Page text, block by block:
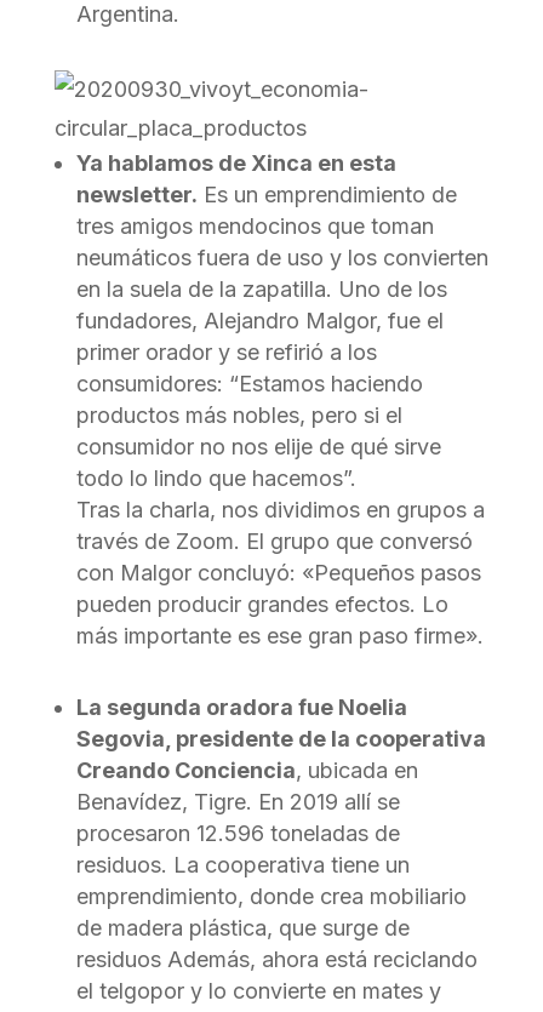
Argentina.
Ya hablamos de Xinca en esta
newsletter. Es un emprendimiento de
tres amigos mendocinos que toman
neumáticos fuera de uso y los convierten
en la suela de la zapatilla. Uno de los
fundadores, Alejandro Malgor, fue el
primer orador y se refirió a los
consumidores: “Estamos haciendo
productos más nobles, pero si el
consumidor no nos elije de qué sirve
todo lo lindo que hacemos”.
Tras la charla, nos dividimos en grupos a
través de Zoom. El grupo que conversó
con Malgor concluyó: «Pequeños pasos
pueden producir grandes efectos. Lo
más importante es ese gran paso firme».
La segunda oradora fue Noelia
Segovia, presidente de la cooperativa
Creando Conciencia, ubicada en
Benavídez, Tigre. En 2019 allí se
procesaron 12.596 toneladas de
residuos. La cooperativa tiene un
emprendimiento, donde crea mobiliario
de madera plástica, que surge de
residuos Además, ahora está reciclando
el telgopor y lo convierte en mates y